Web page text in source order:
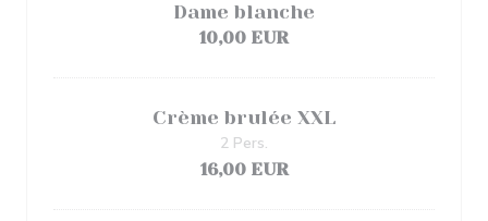
Dame blanche
10,00 EUR
Crème brulée XXL
16,00 EUR
2 Pers.